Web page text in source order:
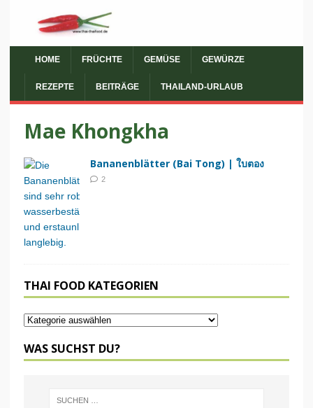
HOME FRÜCHTE GEMÜSE GEWÜRZE
REZEPTE BEITRÄGE THAILAND-URLAUB
Mae Khongkha
Bananenblätter (Bai Tong) | ใบตอง
2
THAI FOOD KATEGORIEN
WAS SUCHST DU?